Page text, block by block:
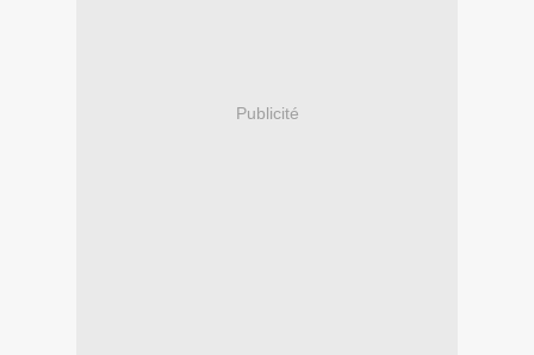
Publicité